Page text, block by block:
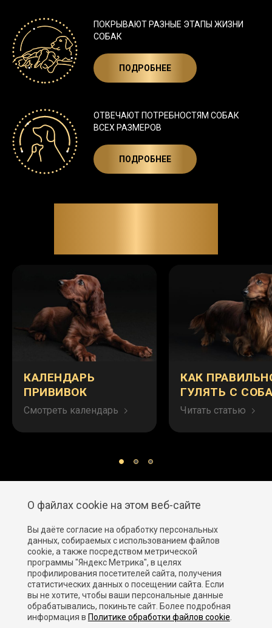
ПОКРЫВАЮТ РАЗНЫЕ ЭТАПЫ ЖИЗНИ
СОБАК
ПОДРОБНЕЕ
ОТВЕЧАЮТ ПОТРЕБНОСТЯМ СОБАК
ВСЕХ РАЗМЕРОВ
ПОДРОБНЕЕ
КАЛЕНДАРЬ
ПРИВИВОК
Смотреть календарь
КАК
ГУЛЯТЬ С
Читать статью
Политика конфиденциальности
Правовая информация
О файлах cookie на этом веб-сайте
Вы даёте согласие на обработку персональных
данных, собираемых с использованием файлов
cookie, а также посредством метрической
программы "Яндекс Метрика", в целях
профилирования посетителей сайта, получения
статистических данных о посещении сайта. Если
вы не хотите, чтобы ваши персональные данные
обрабатывались, покиньте сайт. Более подробная
информация в Политике обработки файлов cookie